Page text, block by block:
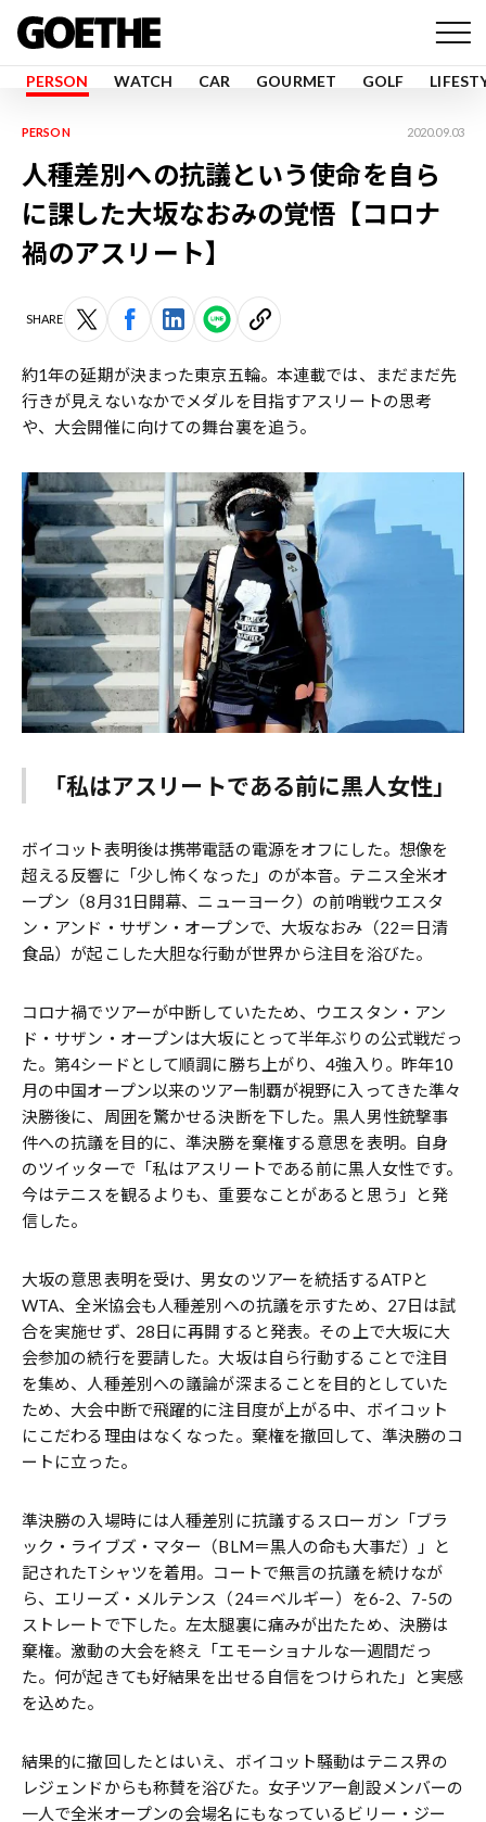
PERSON WATCH CAR GOURMET GOLF
PERSON 2020.09.03
人種差別への抗議という使命を自ら
に課した大坂なおみの覚悟【コロナ
禍のアスリート】
SHARE
約1年の延期が決まった東京五輪。本連載では、まだまだ先
行きが見えないなかでメダルを目指すアスリートの思考
や、大会開催に向けての舞台裏を追う。
「私はアスリートである前に黒人女性」
ボイコット表明後は携帯電話の電源をオフにした。想像を
超える反響に「少し怖くなった」のが本音。テニス全米オ
ープン（8月31日開幕、ニューヨーク）の前哨戦ウエスタ
ン・アンド・サザン・オープンで、大坂なおみ（22＝日清
食品）が起こした大胆な行動が世界から注目を浴びた。
コロナ禍でツアーが中断していたため、ウエスタン・アン
ド・サザン・オープンは大坂にとって半年ぶりの公式戦だっ
た。第4シードとして順調に勝ち上がり、4強入り。昨年10
月の中国オープン以来のツアー制覇が視野に入ってきた準々
決勝後に、周囲を驚かせる決断を下した。黒人男性銃撃事
件への抗議を目的に、準決勝を棄権する意思を表明。自身
のツイッターで「私はアスリートである前に黒人女性です。
今はテニスを観るよりも、重要なことがあると思う」と発
信した。
大坂の意思表明を受け、男女のツアーを統括するATPと
WTA、全米協会も人種差別への抗議を示すため、27日は試
合を実施せず、28日に再開すると発表。その上で大坂に大
会参加の続行を要請した。大坂は自ら行動することで注目
を集め、人種差別への議論が深まることを目的としていた
ため、大会中断で飛躍的に注目度が上がる中、ボイコット
にこだわる理由はなくなった。棄権を撤回して、準決勝のコ
ートに立った。
準決勝の入場時には人種差別に抗議するスローガン「ブラ
ック・ライブズ・マター（BLM＝黒人の命も大事だ）」と
記されたTシャツを着用。コートで無言の抗議を続けなが
ら、エリーズ・メルテンス（24＝ベルギー）を6-2、7-5の
ストレートで下した。左太腿裏に痛みが出たため、決勝は
棄権。激動の大会を終え「エモーショナルな一週間だっ
た。何が起きても好結果を出せる自信をつけられた」と実感
を込めた。
結果的に撤回したとはいえ、ボイコット騒動はテニス界の
レジェンドからも称賛を浴びた。女子ツアー創設メンバーの
一人で全米オープンの会場名にもなっているビリー・ジー